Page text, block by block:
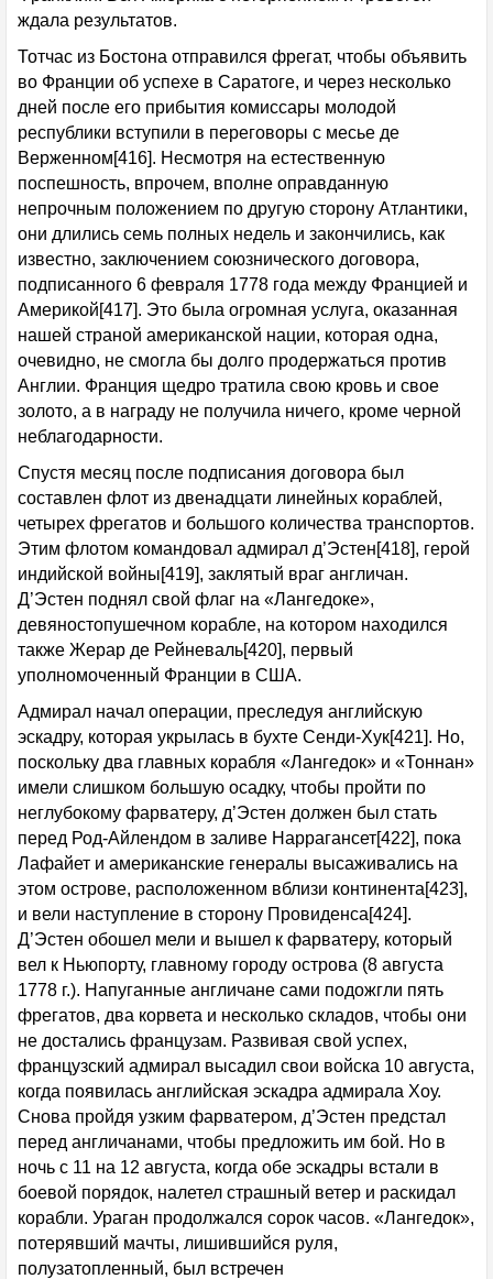
ждала результатов.
Тотчас из Бостона отправился фрегат, чтобы объявить
во Франции об успехе в Саратоге, и через несколько
дней после его прибытия комиссары молодой
республики вступили в переговоры с месье де
Верженном[416]. Несмотря на естественную
поспешность, впрочем, вполне оправданную
непрочным положением по другую сторону Атлантики,
они длились семь полных недель и закончились, как
известно, заключением союзнического договора,
подписанного 6 февраля 1778 года между Францией и
Америкой[417]. Это была огромная услуга, оказанная
нашей страной американской нации, которая одна,
очевидно, не смогла бы долго продержаться против
Англии. Франция щедро тратила свою кровь и свое
золото, а в награду не получила ничего, кроме черной
неблагодарности.
Спустя месяц после подписания договора был
составлен флот из двенадцати линейных кораблей,
четырех фрегатов и большого количества транспортов.
Этим флотом командовал адмирал д’Эстен[418], герой
индийской войны[419], заклятый враг англичан.
Д’Эстен поднял свой флаг на «Лангедоке»,
девяностопушечном корабле, на котором находился
также Жерар де Рейневаль[420], первый
уполномоченный Франции в США.
Адмирал начал операции, преследуя английскую
эскадру, которая укрылась в бухте Сенди-Хук[421]. Но,
поскольку два главных корабля «Лангедок» и «Тоннан»
имели слишком большую осадку, чтобы пройти по
неглубокому фарватеру, д’Эстен должен был стать
перед Род-Айлендом в заливе Наррагансет[422], пока
Лафайет и американские генералы высаживались на
этом острове, расположенном вблизи континента[423],
и вели наступление в сторону Провиденса[424].
Д’Эстен обошел мели и вышел к фарватеру, который
вел к Ньюпорту, главному городу острова (8 августа
1778 г.). Напуганные англичане сами подожгли пять
фрегатов, два корвета и несколько складов, чтобы они
не достались французам. Развивая свой успех,
французский адмирал высадил свои войска 10 августа,
когда появилась английская эскадра адмирала Хоу.
Снова пройдя узким фарватером, д’Эстен предстал
перед англичанами, чтобы предложить им бой. Но в
ночь с 11 на 12 августа, когда обе эскадры встали в
боевой порядок, налетел страшный ветер и раскидал
корабли. Ураган продолжался сорок часов. «Лангедок»,
потерявший мачты, лишившийся руля,
полузатопленный, был встречен